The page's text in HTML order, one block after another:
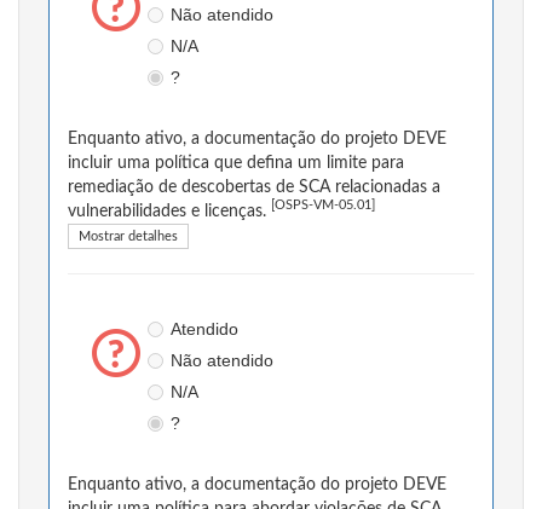
Não atendido
N/A
?
Enquanto ativo, a documentação do projeto DEVE
incluir uma política que defina um limite para
remediação de descobertas de SCA relacionadas a
vulnerabilidades e licenças.
[OSPS-VM-05.01]
Mostrar detalhes
Atendido
Não atendido
N/A
?
Enquanto ativo, a documentação do projeto DEVE